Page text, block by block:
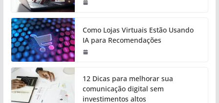
Como Lojas Virtuais Estão Usando
IA para Recomendações
12 Dicas para melhorar sua
comunicação digital sem
investimentos altos